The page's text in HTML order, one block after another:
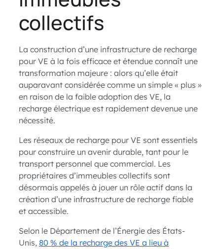
collectifs
La construction d’une infrastructure de recharge
pour VE à la fois efficace et étendue connaît une
transformation majeure : alors qu’elle était
auparavant considérée comme un simple « plus »
en raison de la faible adoption des VE, la
recharge électrique est rapidement devenue une
nécessité.
Les réseaux de recharge pour VE sont essentiels
pour construire un avenir durable, tant pour le
transport personnel que commercial. Les
propriétaires d’immeubles collectifs sont
désormais appelés à jouer un rôle actif dans la
création d’une infrastructure de recharge fiable
et accessible.
Selon le Département de l’Énergie des États-
Unis, 80 % de la recharge des VE a lieu à